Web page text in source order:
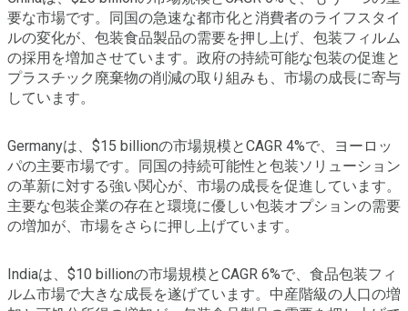
要な市場です。同国の急速な都市化と消費者のライフスタイ
ルの変化が、包装食品製品の需要を押し上げ、包装フィルム
の採用を増加させています。政府の持続可能な包装の促進と
プラスチック廃棄物の削減の取り組みも、市場の成長に寄与
しています。
Germanyは、$15 billionの市場規模とCAGR 4%で、ヨーロッ
パの主要市場です。同国の持続可能性と包装ソリューション
の革新に対する強い関心が、市場の成長を促進しています。
主要な包装企業の存在と環境に優しい包装オプションの需要
の増加が、市場をさらに押し上げています。
Indiaは、$10 billionの市場規模とCAGR 6%で、食品包装フィ
ルム市場で大きな成長を遂げています。中産階級の人口の増